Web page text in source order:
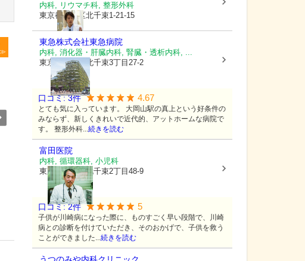
内科, リウマチ科, 整形外科
東京都大田区北千束1-21-15
東急株式会社東急病院
内科, 消化器・肝臓内科, 腎臓・透析内科, ...
東京都大田区
北千束3丁目27-2
口コミ:3件 4.67
とても気に入っています。 大岡山駅の真上という好条件の
みならず、新しくきれいで近代的、アットホームな病院で
す。 整形外科...続きを読む
富田医院
内科, 循環器科, 小児科
東京都大田区北千束2丁目48-9
口コミ:2件 5
子供が川崎病になった際に、ものすごく早い段階で、川崎
病との診断を付けていただき、そのおかげで、子供を救う
ことができました...続きを読む